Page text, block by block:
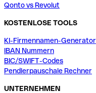
Qonto vs Revolut
KOSTENLOSE TOOLS
KI-Firmennamen-Generator
IBAN Nummern
BIC/SWIFT-Codes
Pendlerpauschale Rechner
UNTERNEHMEN